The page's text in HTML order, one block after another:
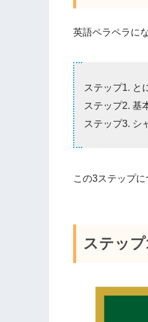
英語ペラペラに
ステップ1. と
ステップ2. 基
ステップ3. シ
この3ステップに
ステッ